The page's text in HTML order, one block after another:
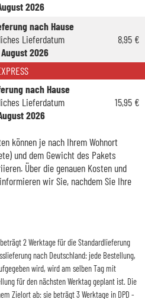
2026
nach Hause
Lieferdatum
2026
8,95 €
nach Hause
Lieferdatum
2026
15,95 €
können je nach Ihrem Wohnort
und dem Gewicht des Pakets
Über die genauen Kosten und
wir Sie, nachdem Sie Ihre
2 Werktage für die Standardlieferung
nach Deutschland: jede Bestellung,
wird, wird am selben Tag mit
für den nächsten Werktag geplant ist. Die
Zielort ab: sie beträgt 3 Werktage in DPD -